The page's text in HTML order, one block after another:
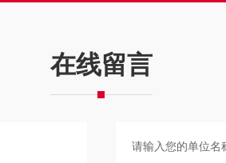
在线留言